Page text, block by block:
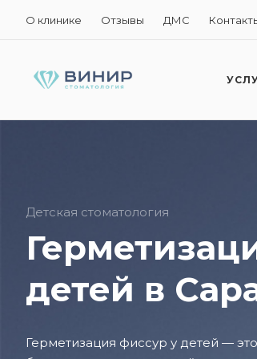
О клинике Отзывы ДМС
Детская стоматология
детей в
Герметизация фиссур у детей —